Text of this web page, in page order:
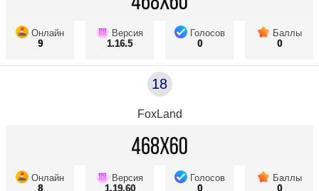
Онлайн
9
Версия
1.16.5
Голосов
0
Баллы
0
18
FoxLand
Онлайн
8
Версия
1.19.60
Голосов
0
Баллы
0